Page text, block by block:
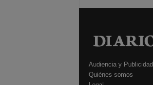
Audiencia y Publicidad
Quiénes somos